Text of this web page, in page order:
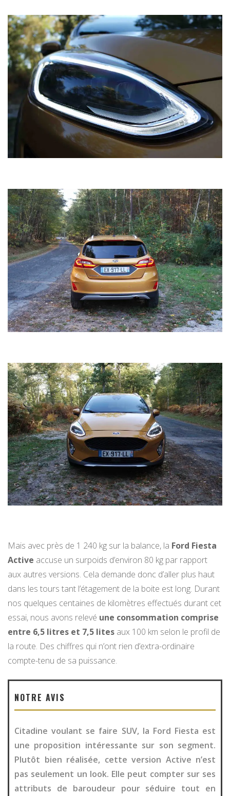
Mais avec près de 1 240 kg sur la balance, la Ford Fiesta
Active accuse un surpoids d’environ 80 kg par rapport
aux autres versions. Cela demande donc d’aller plus haut
dans les tours tant l’étagement de la boite est long. Durant
nos quelques centaines de kilomètres effectués durant cet
essai, nous avons relevé une consommation comprise
entre 6,5 litres et 7,5 lites aux 100 km selon le profil de
la route. Des chiffres qui n’ont rien d’extra-ordinaire
compte-tenu de sa puissance.
NOTRE AVIS
Citadine voulant se faire SUV, la Ford Fiesta est
une proposition intéressante sur son segment.
Plutôt bien réalisée, cette version Active n’est
pas seulement un look. Elle peut compter sur ses
attributs de baroudeur pour séduire tout en